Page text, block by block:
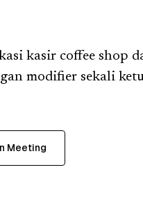
kasir coffee shop
modifier sekali
Meeting